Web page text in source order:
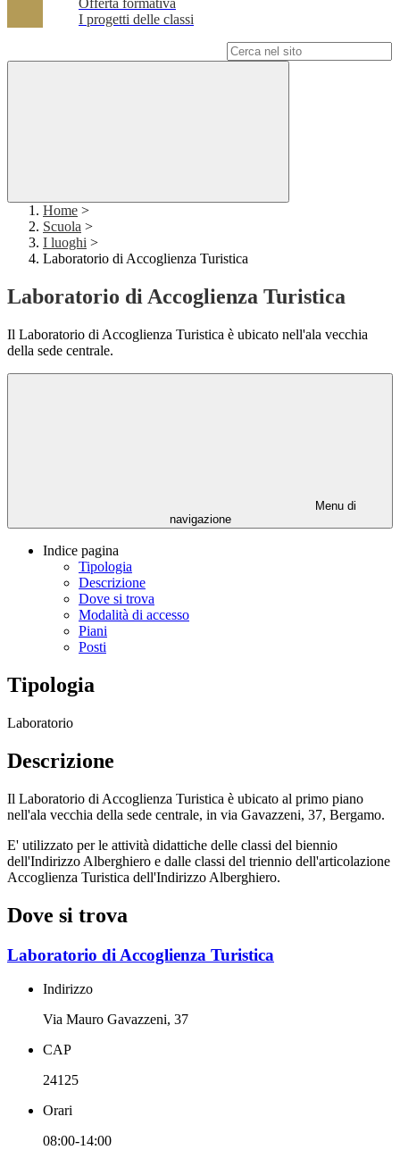
Offerta formativa
I progetti delle classi
Home >
Scuola >
I luoghi >
Laboratorio di Accoglienza Turistica
Laboratorio di Accoglienza Turistica
Il Laboratorio di Accoglienza Turistica è ubicato nell'ala vecchia
della sede centrale.
Menu di
navigazione
Indice pagina
Tipologia
Descrizione
Dove si trova
Modalità di accesso
Piani
Posti
Tipologia
Laboratorio
Descrizione
Il Laboratorio di Accoglienza Turistica è ubicato al primo piano
nell'ala vecchia della sede centrale, in via Gavazzeni, 37, Bergamo.
E' utilizzato per le attività didattiche delle classi del biennio
dell'Indirizzo Alberghiero e dalle classi del triennio dell'articolazione
Accoglienza Turistica dell'Indirizzo Alberghiero.
Dove si trova
Laboratorio di Accoglienza Turistica
Indirizzo
Via Mauro Gavazzeni, 37
CAP
24125
Orari
08:00-14:00